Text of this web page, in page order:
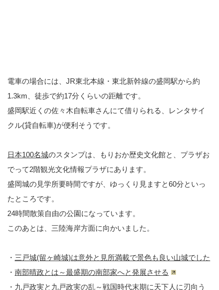
電車の場合には、JR東北本線・東北新幹線の盛岡駅から約
1.3km、徒歩で約17分くらいの距離です。
盛岡駅近くの佐々木自転車さんにて借りられる、レンタサイ
クル(貸自転車)が便利そうです。
日本100名城のスタンプは、もりおか歴史文化館と、プラザお
でって2階観光文化情報プラザにあります。
盛岡城の見学所要時間ですが、ゆっくり見ますと60分といっ
たところです。
24時間散策自由の公園になっています。
このあとは、三陸海岸方面に向かいました。
・ 三戸城(留ヶ崎城)は意外と見所満載で景色も良い山城でした
・ 南部晴政とは～最盛期の南部家へと発展させる
・ 九戸政実と九戸政実の乱～戦国時代末期に天下人に刃向う